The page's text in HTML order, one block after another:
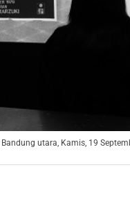
utara, Kamis, 19